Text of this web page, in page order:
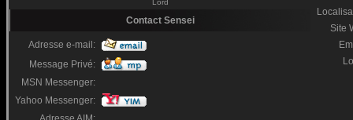
Lord
Site
Contact Sensei
Adresse e-mail:
Message Privé:
MSN Messenger:
Yahoo Messenger: